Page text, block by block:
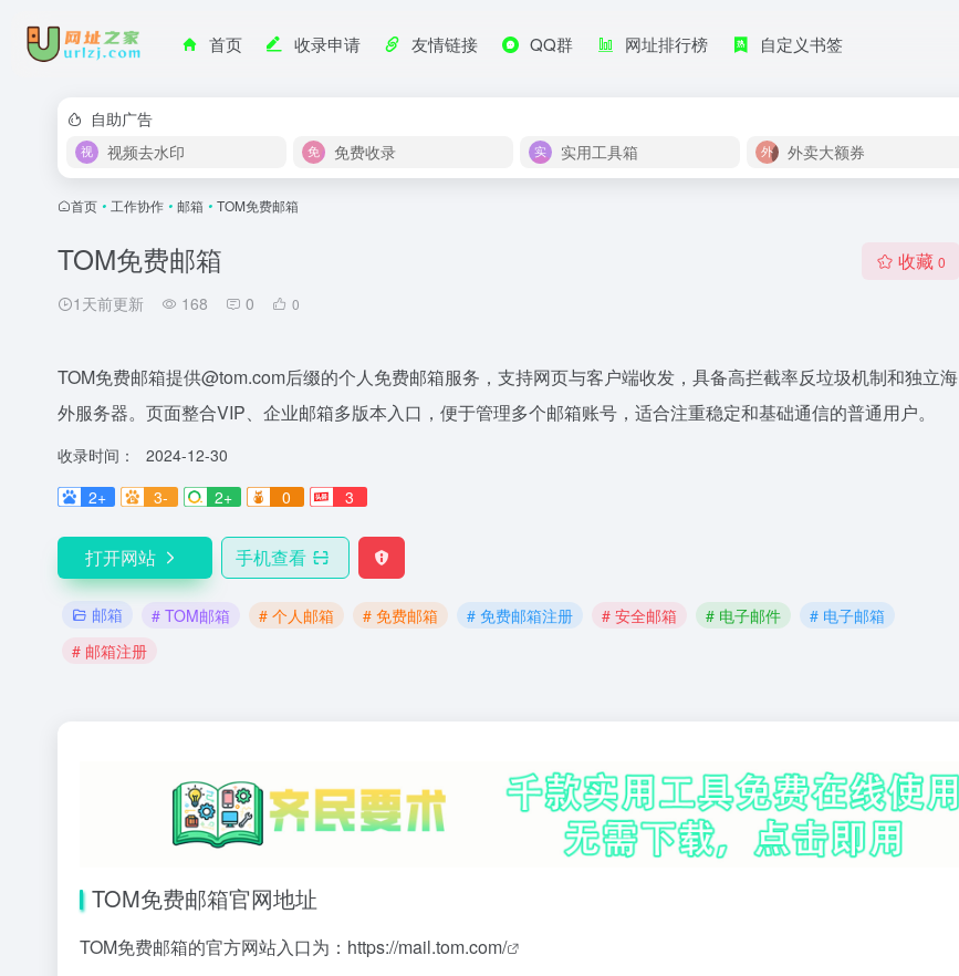
首页 收录申请 友情链接 QQ群 网址排行榜 自定义书签
自助广告
视频去水印
免费收录 实用工具箱 外卖大额券
首页 • 工作协作 • 邮箱 • TOM免费邮箱
TOM免费邮箱
1天前更新 168 0 0
收藏 0
TOM免费邮箱提供@tom.com后缀的个人免费邮箱服务，支持网页与客户端收发，具备高拦截率反垃圾机制和独立海
外服务器。页面整合VIP、企业邮箱多版本入口，便于管理多个邮箱账号，适合注重稳定和基础通信的普通用户。
收录时间：
2024-12-30
2+
3- 2+ 0 3
打开网站 手机查看
邮箱 # TOM邮箱 # 个人邮箱 # 免费邮箱 # 免费邮箱注册 # 安全邮箱 # 电子邮件
# 电子邮箱
# 邮箱注册
TOM免费邮箱官网地址
TOM免费邮箱的官方网站入口为： https://mail.tom.com/